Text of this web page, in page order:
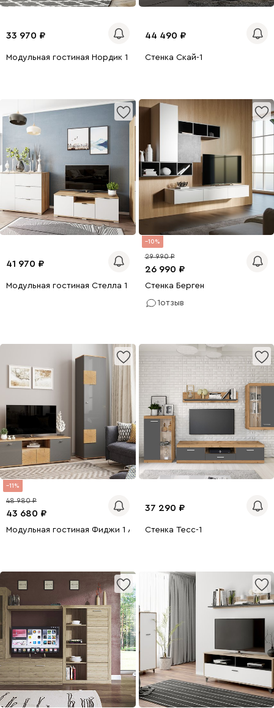
33 970
Модульная гостиная Нордик 1 Белый
44 490
Стенка Скай-1
41 970
Модульная гостиная Стелла 1 Дуб Сонома
10
26 990
29 990
Стенка Берген
1отзыв
11
43 680
48 980
Модульная гостиная Фиджи 1 Антрацит
37 290
Стенка Тесс-1